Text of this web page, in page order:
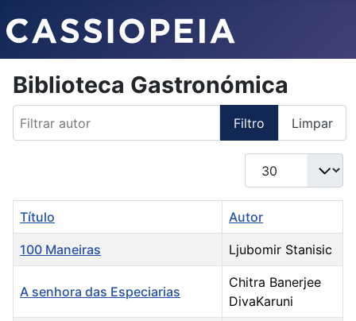
Biblioteca Gastronómica
Filtro Limpar
Qtd. a exibir
Título Autor
100 Maneiras Ljubomir Stanisic
A senhora das Especiarias
Chitra Banerjee
DivaKaruni